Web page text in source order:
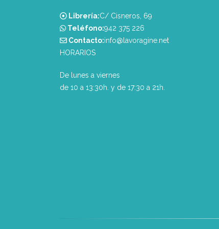
Librería:C/ Cisneros, 69
Teléfono:‭942 375 226‬
Contacto:info@lavoragine.net
HORARIOS
De lunes a viernes
de 10 a 13:30h. y de 17:30 a 21h.